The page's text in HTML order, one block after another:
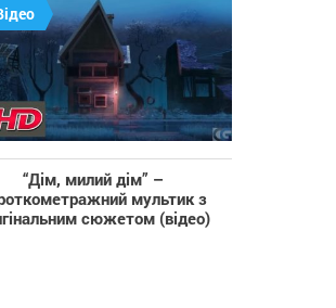
“Дім, милий дім” –
мультик з
сюжетом (відео)